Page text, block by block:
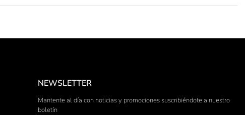
NEWSLETTER
Mantente al día con noticias y promociones suscribiéndote a nuestro
boletín